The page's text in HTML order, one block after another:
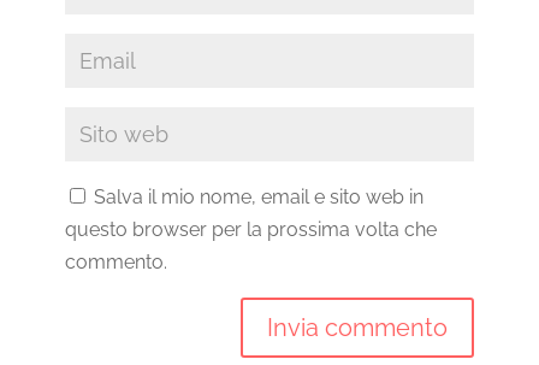
Salva il mio nome, email e sito web in
questo browser per la prossima volta che
commento.